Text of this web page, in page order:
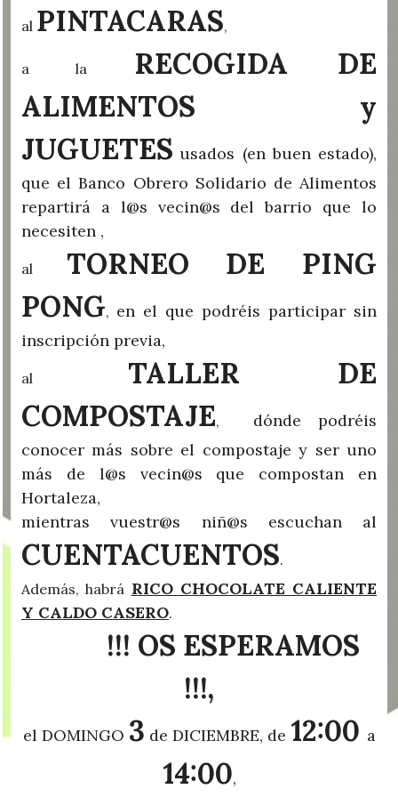
al PINTACARAS,
a la
RECOGIDA DE
ALIMENTOS y
JUGUETES usados (en buen estado),
que el Banco Obrero Solidario de Alimentos
repartirá a l@s vecin@s del barrio que lo
necesiten ,
al TORNEO DE PING
PONG, en el que podréis participar sin
inscripción previa,
al TALLER DE
COMPOSTAJE,
dónde podréis
conocer más sobre el compostaje y ser uno
más de l@s vecin@s que compostan en
Hortaleza,
mientras vuestr@s niñ@s escuchan al
CUENTACUENTOS.
Además, habrá RICO CHOCOLATE CALIENTE
Y CALDO CASERO.
!!! OS ESPERAMOS
!!!,
el DOMINGO 3 de DICIEMBRE, de 12:00 a
14:00,